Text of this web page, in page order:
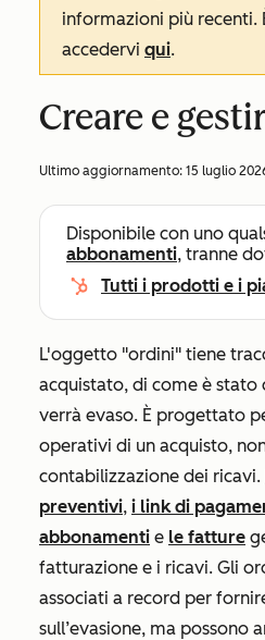
informazioni più recenti.
accedervi qui.
Creare e
Ultimo aggiornamento: 15 luglio
Disponibile con uno
abbonamenti, tranne
Tutti i prodotti e i
L'oggetto "ordini" tiene
acquistato, di come è
verrà evaso. È progettato
operativi di un acquisto,
contabilizzazione dei ricavi.
preventivi, i link di
abbonamenti e le fatture
fatturazione e i ricavi. Gli
associati a record per
sull’evasione, ma possono